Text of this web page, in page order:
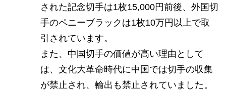
された記念切手は1枚15,000円前後、外国切
手のペニーブラックは1枚10万円以上で取
引されています。
また、中国切手の価値が高い理由として
は、文化大革命時代に中国では切手の収集
が禁止され、輸出も禁止されていました。